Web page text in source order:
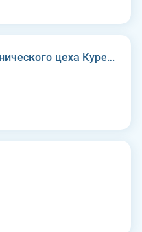
Старший мастер гидротехнического цеха Курейской ГЭС (п. Светлогорск)